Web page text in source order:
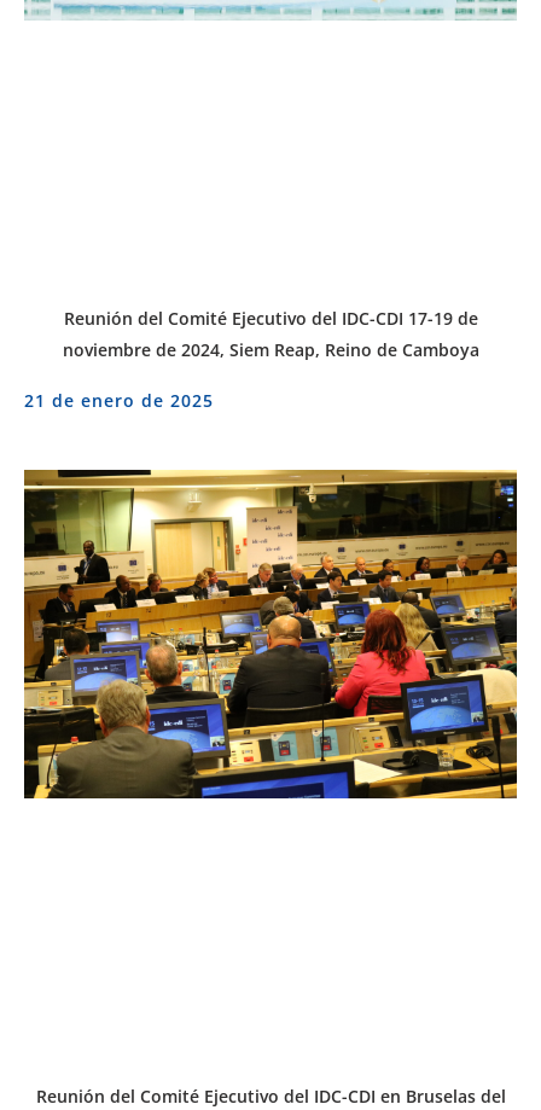
Reunión del Comité Ejecutivo del IDC-CDI 17-19 de
noviembre de 2024, Siem Reap, Reino de Camboya
21 de enero de 2025
Reunión del Comité Ejecutivo del IDC-CDI en Bruselas del